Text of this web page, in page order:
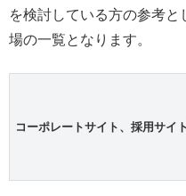
を検討している方の参考
場の一覧となります。
コーポレートサイト、採用サイ